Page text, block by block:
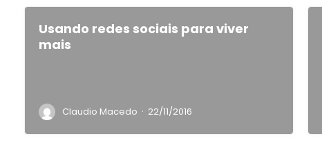
Usando redes sociais para viver
mais
Claudio Macedo · 22/11/2016